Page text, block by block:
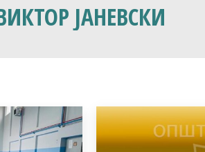
ЈАНЕВСКИ